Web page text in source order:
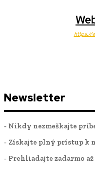
https://
Newsletter
- Nikdy nezmeškajte
- Získajte plný prístup k
- Prehliadajte zadarmo